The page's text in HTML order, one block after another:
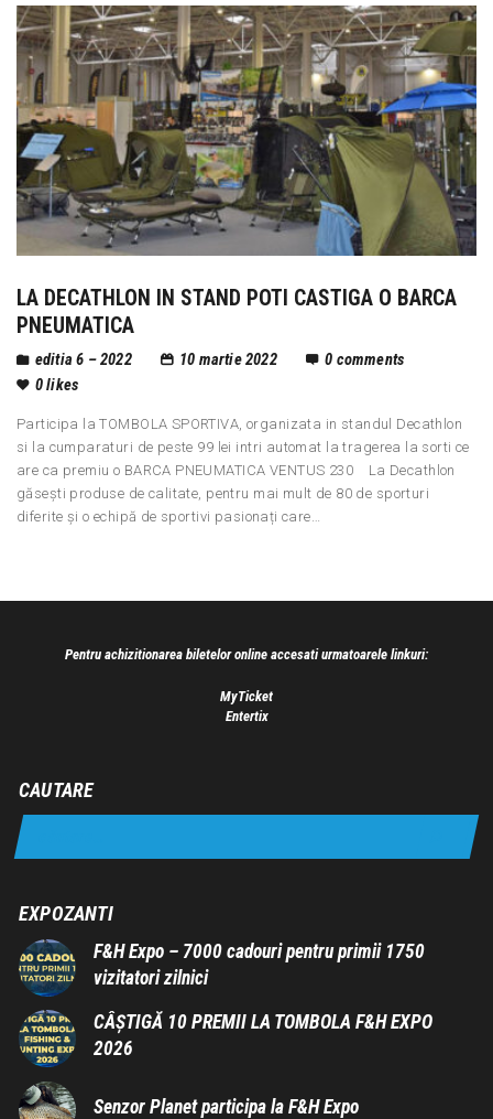
LA DECATHLON IN STAND POTI CASTIGA O BARCA
PNEUMATICA
editia 6 – 2022 10 martie 2022 0 comments
0likes
Participa la TOMBOLA SPORTIVA, organizata in standul Decathlon
si la cumparaturi de peste 99 lei intri automat la tragerea la sorti ce
are ca premiu o BARCA PNEUMATICA VENTUS 230 La Decathlon
găsești produse de calitate, pentru mai mult de 80 de sporturi
diferite și o echipă de sportivi pasionați care…
Pentru achizitionarea biletelor online accesati urmatoarele linkuri:
MyTicket
Entertix
CAUTARE
EXPOZANTI
F&H Expo – 7000 cadouri pentru primii 1750
vizitatori zilnici
CÂȘTIGĂ 10 PREMII LA TOMBOLA F&H EXPO
2026
Senzor Planet participa la F&H Expo